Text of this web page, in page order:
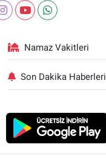
Namaz Vakitleri
Son Dakika Haberleri